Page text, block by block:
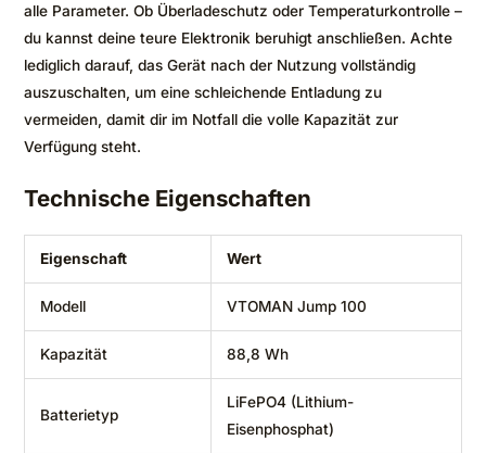
alle Parameter. Ob Überladeschutz oder Temperaturkontrolle –
du kannst deine teure Elektronik beruhigt anschließen. Achte
lediglich darauf, das Gerät nach der Nutzung vollständig
auszuschalten, um eine schleichende Entladung zu
vermeiden, damit dir im Notfall die volle Kapazität zur
Verfügung steht.
Technische Eigenschaften
Eigenschaft Wert
Modell VTOMAN Jump 100
Kapazität 88,8 Wh
Batterietyp
LiFePO4 (Lithium-
Eisenphosphat)